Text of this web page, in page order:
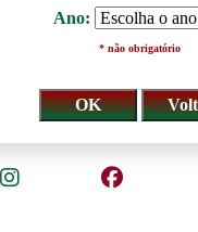
Ano:
* não obrigatório